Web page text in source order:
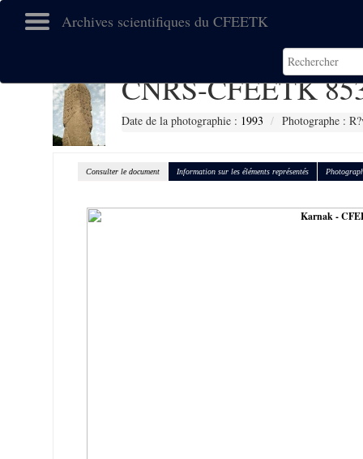
Archives scientifiques du CFEETK
CNRS-CFEETK
Date de la photographie : 1993 Photographe :
Consulter le document Information sur les éléments représentés